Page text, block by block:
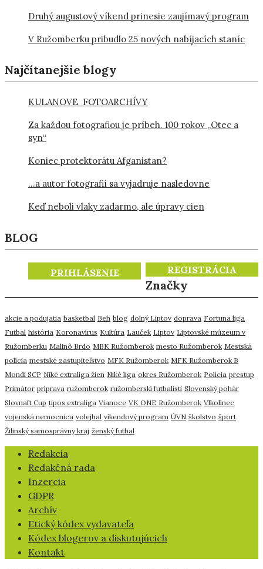
Druhý augustový víkend prinesie zaujímavý program
V Ružomberku pribudlo 25 nových nabíjacích staníc
Najčítanejšie blogy
KULANOVE FOTOARCHÍVY
Za každou fotografiou je príbeh. 100 rokov „Otec a
syn“
Koniec protektorátu Afganistan?
…a autor fotografií sa vyjadruje nasledovne
Keď neboli vlaky zadarmo, ale úpravy cien
BLOG
PRIHLÁSENIE REGISTRÁCIA
Značky
akcie a podujatia basketbal Beh blog dolný Liptov doprava Fortuna liga
Futbal história Koronavírus Kultúra Lauček Liptov Liptovské múzeum v
Ružomberku Malinô Brdo MBK Ružomberok mesto Ružomberok Mestská
polícia mestské zastupiteľstvo MFK Ružomberok MFK Ružomberok B
Mondi SCP Niké extraliga žien Niké liga okres Ružomberok Polícia prestup
Primátor príprava ružomberok ružomberskí futbalisti Slovenský pohár
Slovnaft Cup tipos extraliga Vianoce VK ONE Ružomberok Vlkolínec
vojenská nemocnica volejbal víkendový program ÚVN školstvo šport
Žilinský samosprávny kraj ženský futbal
​Redakcia
Redakčná rada
Inzercia
GDPR
Archív
Etický kódex vydavateľa
Kódex blogerov a diskutujúcich
Kontakt